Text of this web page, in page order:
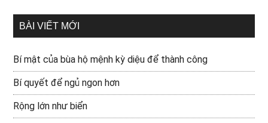
BÀI VIẾT MỚI
Bí mật của bùa hộ mệnh kỳ diệu để thành công
Bí quyết để ngủ ngon hơn
Rộng lớn như biển